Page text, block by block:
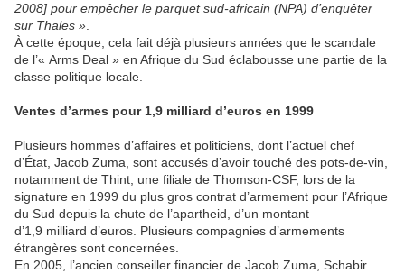
2008] pour empêcher le parquet sud-africain (NPA) d’enquêter
sur Thales »
À cette époque, cela fait déjà plusieurs années que le scandale
de l’« Arms Deal » en Afrique du Sud éclabousse une partie de la
classe politique locale.
Ventes d’armes pour 1,9 milliard d’euros en 1999
Plusieurs hommes d’affaires et politiciens, dont l’actuel chef
d’État, Jacob Zuma, sont accusés d’avoir touché des pots-de-vin,
notamment de Thint, une filiale de Thomson-CSF, lors de la
signature en 1999 du plus gros contrat d’armement pour l’Afrique
du Sud depuis la chute de l’apartheid, d’un montant
d’1,9 milliard d’euros. Plusieurs compagnies d’armements
étrangères sont concernées.
En 2005, l’ancien conseiller financier de Jacob Zuma, Schabir